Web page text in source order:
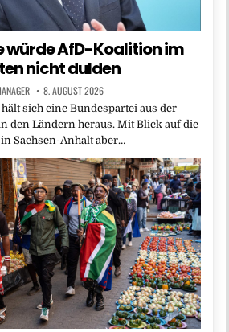
würde AfD-Koalition im
nicht dulden
8. AUGUST 2026
sich eine Bundespartei aus der
den Ländern heraus. Mit Blick auf die
Sachsen-Anhalt aber…